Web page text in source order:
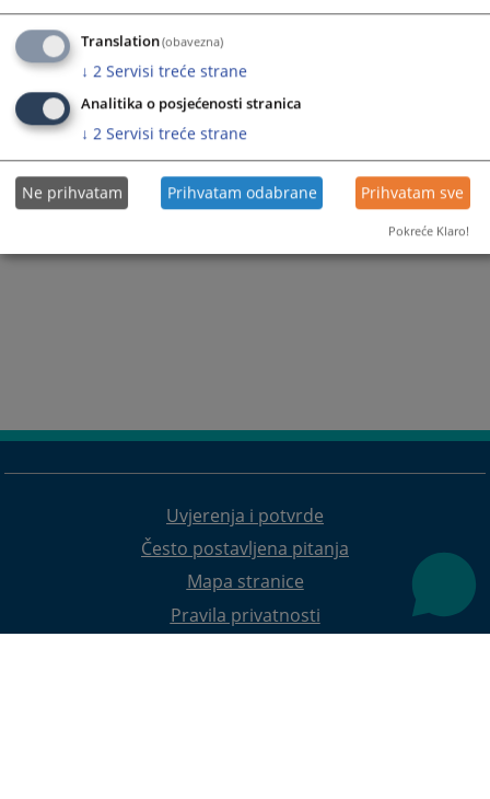
the
keyboard
shortcuts
for
changing
dates.
changing
Uvjerenja i potvrde
Često postavljena pitanja
Mapa stranice
Pravila privatnosti
Translation(obavezna)
↓ 2 Servisi treće strane
Analitika o posjećenosti stranica
↓ 2 Servisi treće strane
Ne prihvatam Prihvatam odabrane Prihvatam sve
Pokreće Klaro!